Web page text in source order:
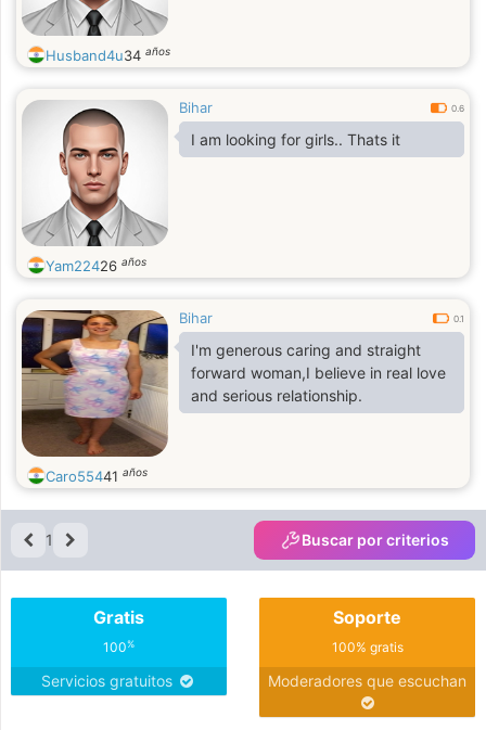
Husband4u34 años
Bihar 0.6
I am looking for girls.. Thats it
Yam22426 años
Bihar 0.1
I'm generous caring and straight
forward woman,I believe in real love
and serious relationship.
Caro55441 años
1 Buscar por criterios
Gratis
100%
Servicios gratuitos
Soporte
100% gratis
Moderadores que escuchan